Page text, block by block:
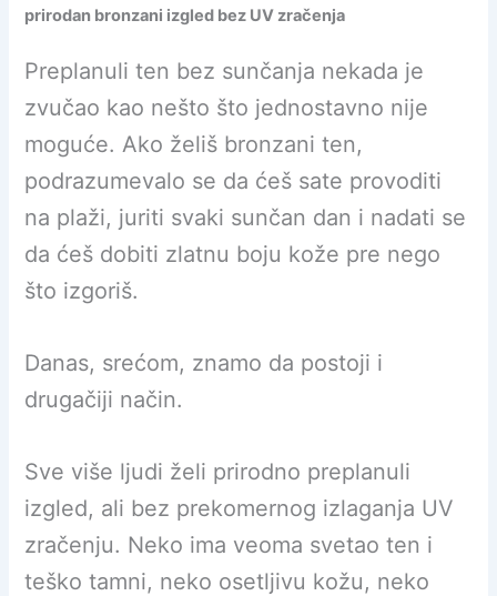
prirodan bronzani izgled bez UV zračenja
Preplanuli ten bez sunčanja nekada je
zvučao kao nešto što jednostavno nije
moguće. Ako želiš bronzani ten,
podrazumevalo se da ćeš sate provoditi
na plaži, juriti svaki sunčan dan i nadati se
da ćeš dobiti zlatnu boju kože pre nego
što izgoriš.
Danas, srećom, znamo da postoji i
drugačiji način.
Sve više ljudi želi prirodno preplanuli
izgled, ali bez prekomernog izlaganja UV
zračenju. Neko ima veoma svetao ten i
teško tamni, neko osetljivu kožu, neko